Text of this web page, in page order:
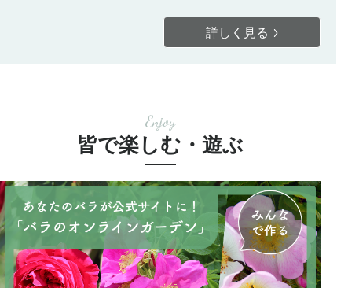
詳しく見る
Enjoy
皆で楽しむ・遊ぶ